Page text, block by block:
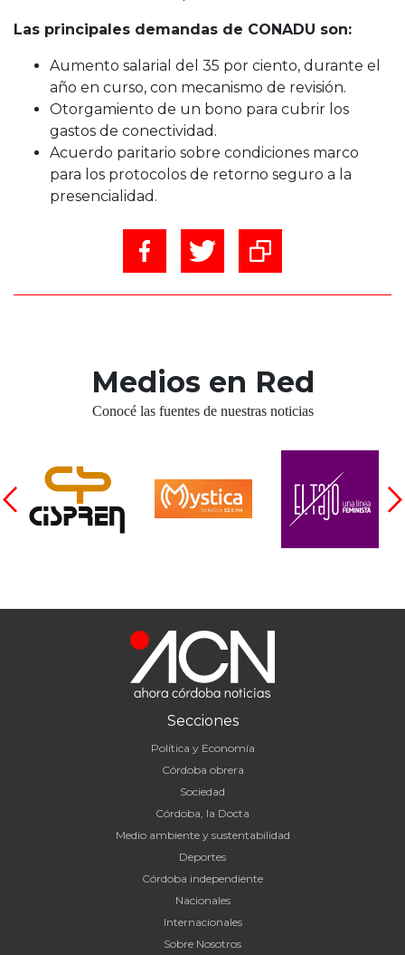
Las principales demandas de CONADU son:
Aumento salarial del 35 por ciento, durante el
año en curso, con mecanismo de revisión.
Otorgamiento de un bono para cubrir los
gastos de conectividad.
Acuerdo paritario sobre condiciones marco
para los protocolos de retorno seguro a la
presencialidad.
Medios en Red
Conocé las fuentes de nuestras noticias
Secciones
Política y Economía
Córdoba obrera
Sociedad
Córdoba, la Docta
Medio ambiente y sustentabilidad
Deportes
Córdoba independiente
Nacionales
Internacionales
Sobre Nosotros